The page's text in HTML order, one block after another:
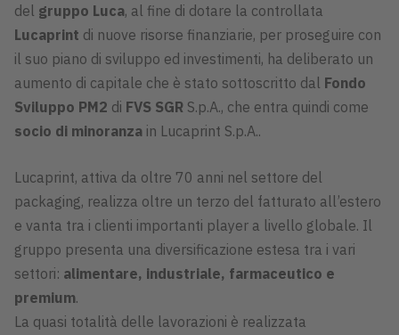
del gruppo Luca, al fine di dotare la controllata
Lucaprint di nuove risorse finanziarie, per proseguire con
il suo piano di sviluppo ed investimenti, ha deliberato un
aumento di capitale che è stato sottoscritto dal Fondo
Sviluppo PM2 di FVS SGR S.p.A., che entra quindi come
socio di minoranza in Lucaprint S.p.A..
Lucaprint, attiva da oltre 70 anni nel settore del
packaging, realizza oltre un terzo del fatturato all’estero
e vanta tra i clienti importanti player a livello globale. Il
gruppo presenta una diversificazione estesa tra i vari
settori: alimentare, industriale, farmaceutico e
premium.
La quasi totalità delle lavorazioni è realizzata